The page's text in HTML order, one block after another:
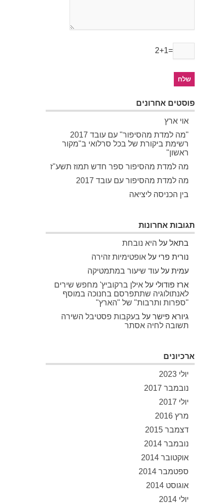
2+1=
פוסטים אחרונים
אוי ארץ
"מה למדת מהסיפור" עם עובד 2017
רשימת ביקורת של בכל סרלואי ב"מקור
ראשון"
מה למדת מהסיפור ספר חדש תמוז תשע"ז
מה למדת מהסיפור עם עובד 2017
בין הכניסה ליציאה
תגובות אחרונות
בתאל על היא נובחת
נורית פרי על אופטימיות זהירה
עמית על עוד שיעור במתמטיקה
ארז פודולי על אילן ברקוביץ' מחפש שירים
לאנתולוגיה שתתפרסם בחנוכה במוסף
"ספרות ותרבות" של "הארץ"
גיורא פישר על בעקבות פסטיבל השירה
תשובה לחיה אסתר
ארכיונים
יולי 2023
נובמבר 2017
יולי 2017
מרץ 2016
דצמבר 2015
נובמבר 2014
אוקטובר 2014
ספטמבר 2014
אוגוסט 2014
יולי 2014